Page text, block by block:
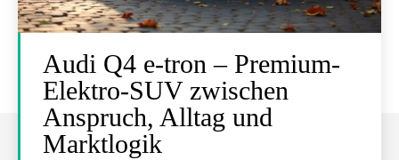
Audi Q4 e-tron – Premium-
Elektro-SUV zwischen
Anspruch, Alltag und
Marktlogik